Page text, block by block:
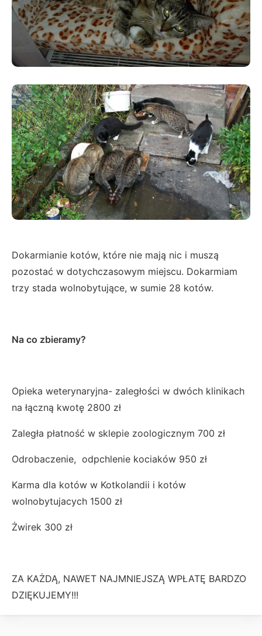
Dokarmianie kotów, które nie mają nic i muszą
pozostać w dotychczasowym miejscu. Dokarmiam
trzy stada wolnobytujące, w sumie 28 kotów.
Na co zbieramy?
Opieka weterynaryjna- zaległości w dwóch klinikach
na łączną kwotę 2800 zł
Zaległa płatność w sklepie zoologicznym 700 zł
Odrobaczenie, odpchlenie kociaków 950 zł
Karma dla kotów w Kotkolandii i kotów
wolnobytujacych 1500 zł
Żwirek 300 zł
ZA KAŻDĄ, NAWET NAJMNIEJSZĄ WPŁATĘ BARDZO
DZIĘKUJEMY!!!